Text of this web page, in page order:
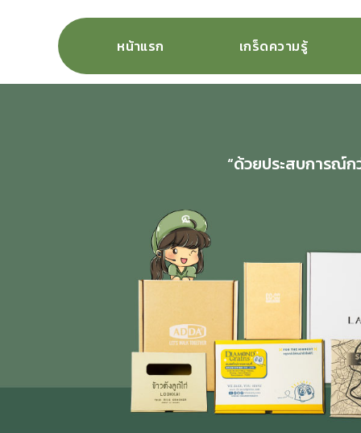
หน้าแรก เกร็ดความรู้
“ด้วยประสบการณ์ก